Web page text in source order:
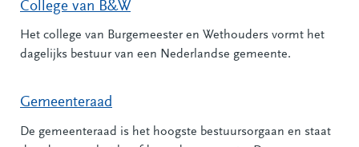
College van B&W
Het college van Burgemeester en Wethouders vormt het
dagelijks bestuur van een Nederlandse gemeente.
Gemeenteraad
De gemeenteraad is het hoogste bestuursorgaan en staat